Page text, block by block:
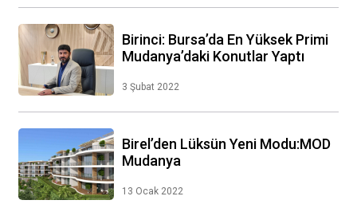
Birinci: Bursa’da En Yüksek Primi
Mudanya’daki Konutlar Yaptı
3 Şubat 2022
Birel’den Lüksün Yeni Modu:MOD
Mudanya
13 Ocak 2022